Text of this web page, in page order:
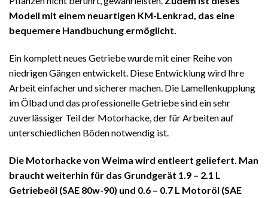
Modell mit einem neuartigen KM-Lenkrad, das eine
bequemere Handbuchung ermöglicht.
Ein komplett neues Getriebe wurde mit einer Reihe von
niedrigen Gängen entwickelt. Diese Entwicklung wird Ihre
Arbeit einfacher und sicherer machen. Die Lamellenkupplung
im Ölbad und das professionelle Getriebe sind ein sehr
zuverlässiger Teil der Motorhacke, der für Arbeiten auf
unterschiedlichen Böden notwendig ist.
Die Motorhacke von Weima wird entleert geliefert. Man
braucht weiterhin für das Grundgerät 1.9 – 2.1 L
Getriebeöl (SAE 80w-90) und 0.6 – 0.7 L Motoröl (SAE